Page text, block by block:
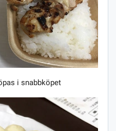
i snabbköpet